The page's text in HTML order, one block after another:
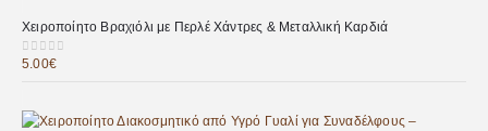
Χειροποίητο Βραχιόλι με Περλέ Χάντρες & Μεταλλική Καρδιά
0 out of 5
5.00€